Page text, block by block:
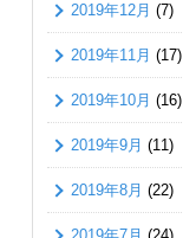
2019年12月 (7)
2019年11月 (17)
2019年10月 (16)
2019年9月 (11)
2019年8月 (22)